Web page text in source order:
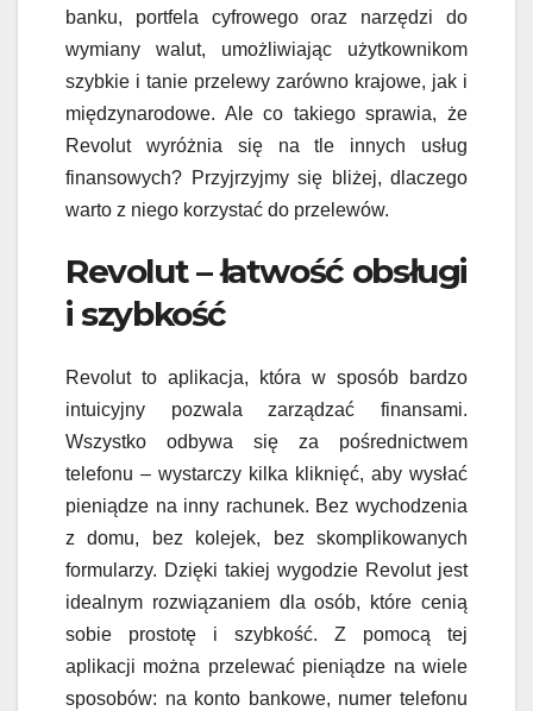
banku, portfela cyfrowego oraz narzędzi do
wymiany walut, umożliwiając użytkownikom
szybkie i tanie przelewy zarówno krajowe, jak i
międzynarodowe. Ale co takiego sprawia, że
Revolut wyróżnia się na tle innych usług
finansowych? Przyjrzyjmy się bliżej, dlaczego
warto z niego korzystać do przelewów.
Revolut – łatwość obsługi
i szybkość
Revolut to aplikacja, która w sposób bardzo
intuicyjny pozwala zarządzać finansami.
Wszystko odbywa się za pośrednictwem
telefonu – wystarczy kilka kliknięć, aby wysłać
pieniądze na inny rachunek. Bez wychodzenia
z domu, bez kolejek, bez skomplikowanych
formularzy. Dzięki takiej wygodzie Revolut jest
idealnym rozwiązaniem dla osób, które cenią
sobie prostotę i szybkość. Z pomocą tej
aplikacji można przelewać pieniądze na wiele
sposobów: na konto bankowe, numer telefonu